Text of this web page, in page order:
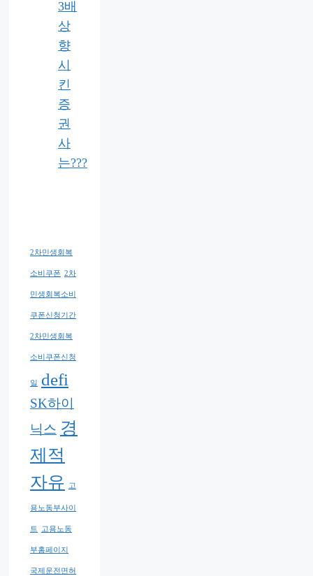
3배
상
향
시
킨
증
권
사
는???
2차민생회복
소비쿠폰 2차
민생회복소비
쿠폰신청기간
2차민생회복
소비쿠폰신청
일 defi
SK하이
닉스 경
제적
자유
고
용노동부사이
트 고용노동
부홈페이지
국제운전면허